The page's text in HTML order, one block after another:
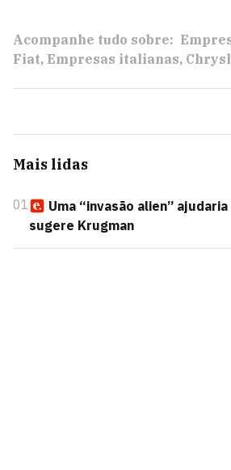
Acompanhe tudo sobre:
Fiat Empresas italianas
Mais lidas
01
Uma “invasão alien”
sugere Krugman